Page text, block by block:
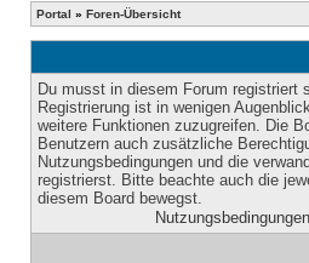
Portal » Foren-Übersicht
Du musst in diesem Forum registriert
Registrierung ist in wenigen
weitere Funktionen zuzugreifen. Die
Benutzern auch zusätzliche
Nutzungsbedingungen und die
registrierst. Bitte beachte auch die
diesem Board bewegst.
Nutzungsbedingungen